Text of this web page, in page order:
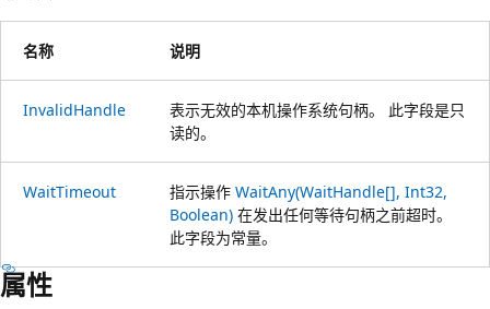
名称 说明
InvalidHandle
表示无效的本机操作系统句柄。 此字段是只
读的。
WaitTimeout 指示操作 WaitAny(WaitHandle[], Int32,
Boolean) 在发出任何等待句柄之前超时。
此字段为常量。
属性